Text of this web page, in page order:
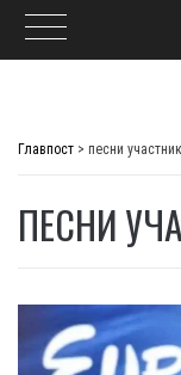
Главпост > песни
ПЕСНИ